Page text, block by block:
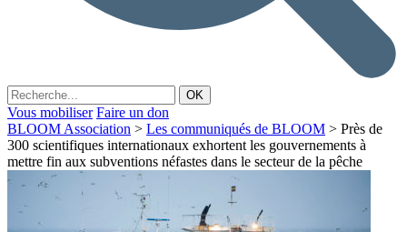
Vous mobiliser Faire un don
BLOOM Association > Les communiqués de BLOOM > Près de
300 scientifiques internationaux exhortent les gouvernements à
mettre fin aux subventions néfastes dans le secteur de la pêche